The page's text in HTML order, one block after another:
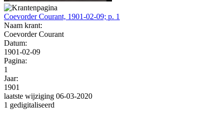
Coevorder Courant, 1901-02-09; p. 1
Naam krant:
Coevorder Courant
Datum:
1901-02-09
Pagina:
1
Jaar:
1901
laatste wijziging 06-03-2020
1 gedigitaliseerd